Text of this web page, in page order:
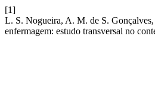
[1]
L. S. Nogueira, A. M. de S.
enfermagem: estudo transversal no